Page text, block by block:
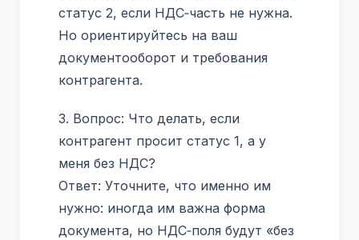
статус 2, если НДС‑часть не нужна.
Но ориентируйтесь на ваш
документооборот и требования
контрагента.
3. Вопрос: Что делать, если
контрагент просит статус 1, а у
меня без НДС?
Ответ: Уточните, что именно им
нужно: иногда им важна форма
документа, но НДС‑поля будут «без